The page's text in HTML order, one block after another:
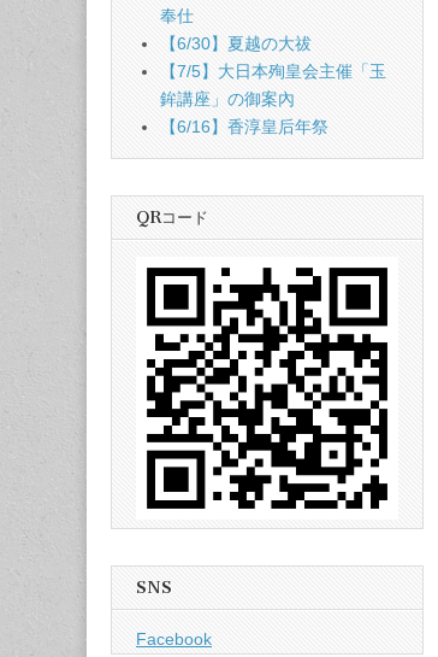
奉仕
【6/30】夏越の大祓
【7/5】大日本殉皇会主催「玉
鉾講座」の御案內
【6/16】香淳皇后年祭
QRコード
SNS
Facebook